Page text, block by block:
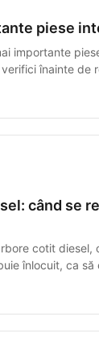
piese
importante
înainte de
când se
cotit diesel,
înlocuit, ca să